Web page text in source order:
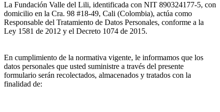
La Fundación Valle del Lili, identificada con NIT 890324177-5, con
domicilio en la Cra. 98 #18-49, Cali (Colombia), actúa como
Responsable del Tratamiento de Datos Personales, conforme a la
Ley 1581 de 2012 y el Decreto 1074 de 2015.
En cumplimiento de la normativa vigente, le informamos que los
datos personales que usted suministre a través del presente
formulario serán recolectados, almacenados y tratados con la
finalidad de: